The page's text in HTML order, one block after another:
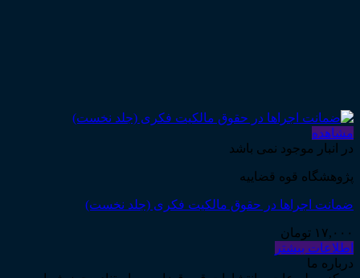
مشاهده
در انبار موجود نمی باشد
پژوهشگاه قوه قضاییه
ضمانت اجراها در حقوق مالکیت فکری (جلد نخست)
۱۷,۰۰۰ تومان
اطلاعات بیشتر
درباره ما